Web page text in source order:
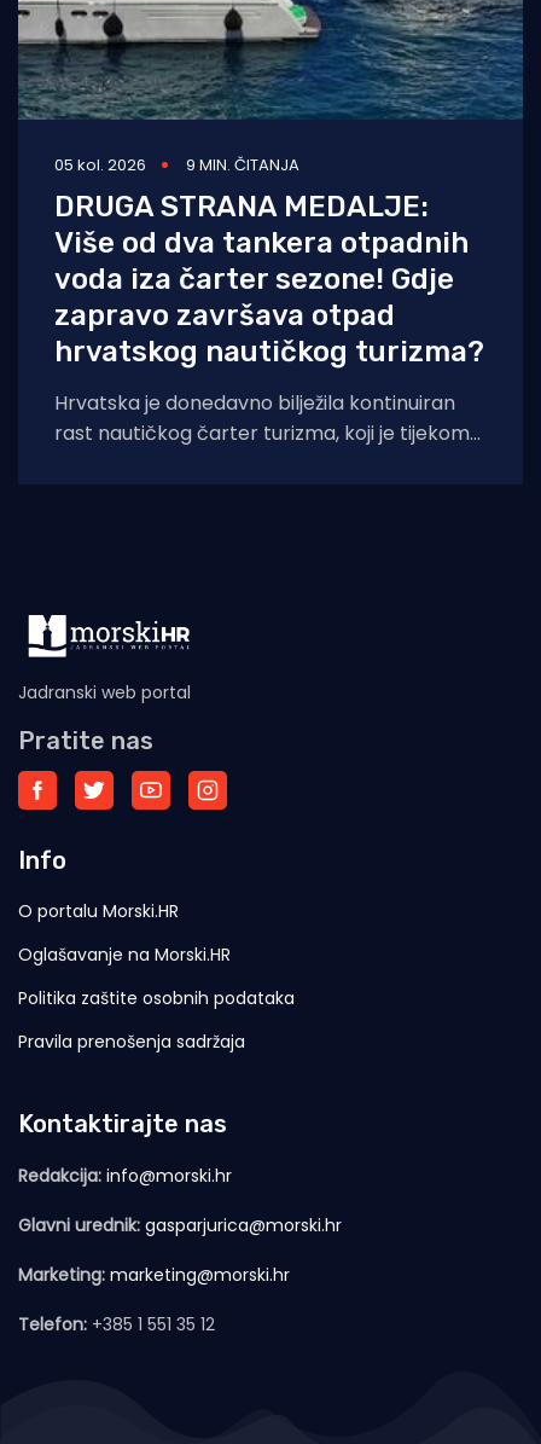
05 kol. 2026 9 MIN. ČITANJA
DRUGA STRANA MEDALJE:
Više od dva tankera otpadnih
voda iza čarter sezone! Gdje
zapravo završava otpad
hrvatskog nautičkog turizma?
Hrvatska je donedavno bilježila kontinuiran
rast nautičkog čarter turizma, koji je tijekom
Jadranski web portal
Pratite nas
Info
O portalu Morski.HR
Oglašavanje na Morski.HR
Politika zaštite osobnih podataka
Pravila prenošenja sadržaja
Kontaktirajte nas
Redakcija: info@morski.hr
Glavni urednik: gasparjurica@morski.hr
Marketing: marketing@morski.hr
Telefon: +385 1 551 35 12